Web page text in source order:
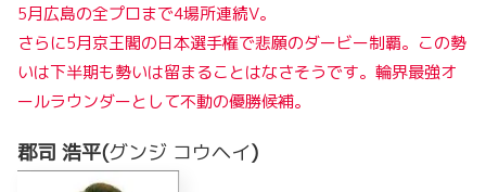
5月広島の全プロまで4場所連続V。
さらに5月京王閣の日本選手権で悲願のダービー制覇。この勢
いは下半期も勢いは留まることはなさそうです。輪界最強オ
ールラウンダーとして不動の優勝候補。
郡司 浩平(グンジ コウヘイ)